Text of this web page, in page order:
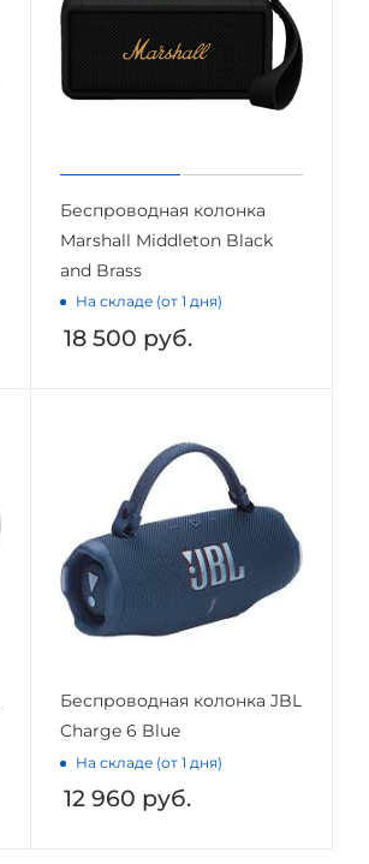
Беспроводная колонка
Marshall Middleton Black
and Brass
На складе (от 1 дня)
18 500 руб.
Беспроводная колонка JBL
Charge 6 Blue
На складе (от 1 дня)
12 960 руб.